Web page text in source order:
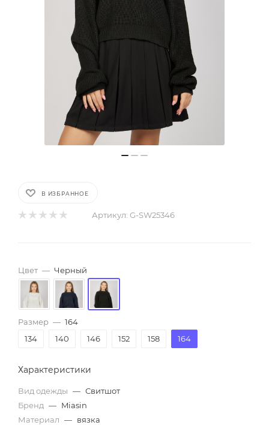
В ИЗБРАННОЕ
Артикул: G-SW25346
Цвет — Черный
Размер — 164
134
140 146 152 158 164
Характеристики
Вид одежды — Свитшот
Бренд — Miasin
Материал — вязка